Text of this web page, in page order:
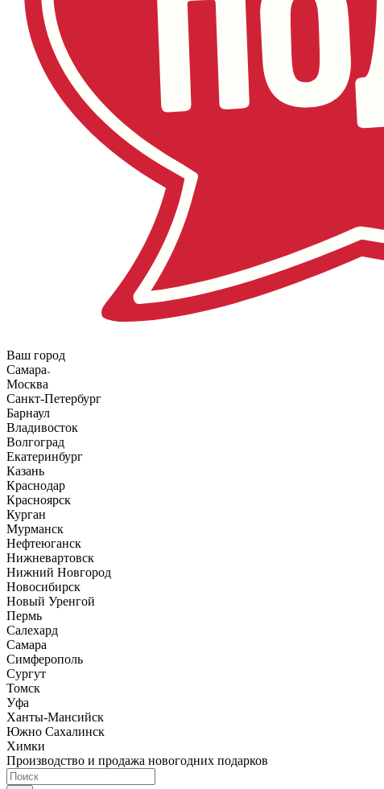
Ваш город
Самара
Москва
Санкт-Петербург
Барнаул
Владивосток
Волгоград
Екатеринбург
Казань
Краснодар
Красноярск
Курган
Мурманск
Нефтеюганск
Нижневартовск
Нижний Новгород
Новосибирск
Новый Уренгой
Пермь
Салехард
Самара
Симферополь
Сургут
Томск
Уфа
Ханты-Мансийск
Южно Сахалинск
Химки
Производство и продажа новогодних подарков